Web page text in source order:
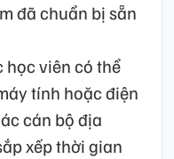
đã chuẩn bị sẵn
học viên có thể
tính hoặc điện
cán bộ địa
xếp thời gian